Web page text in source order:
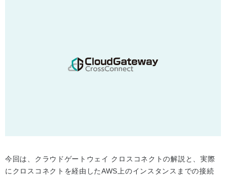
今回は、クラウドゲートウェイ クロスコネクトの解説と、実際
にクロスコネクトを経由したAWS上のインスタンスまでの接続